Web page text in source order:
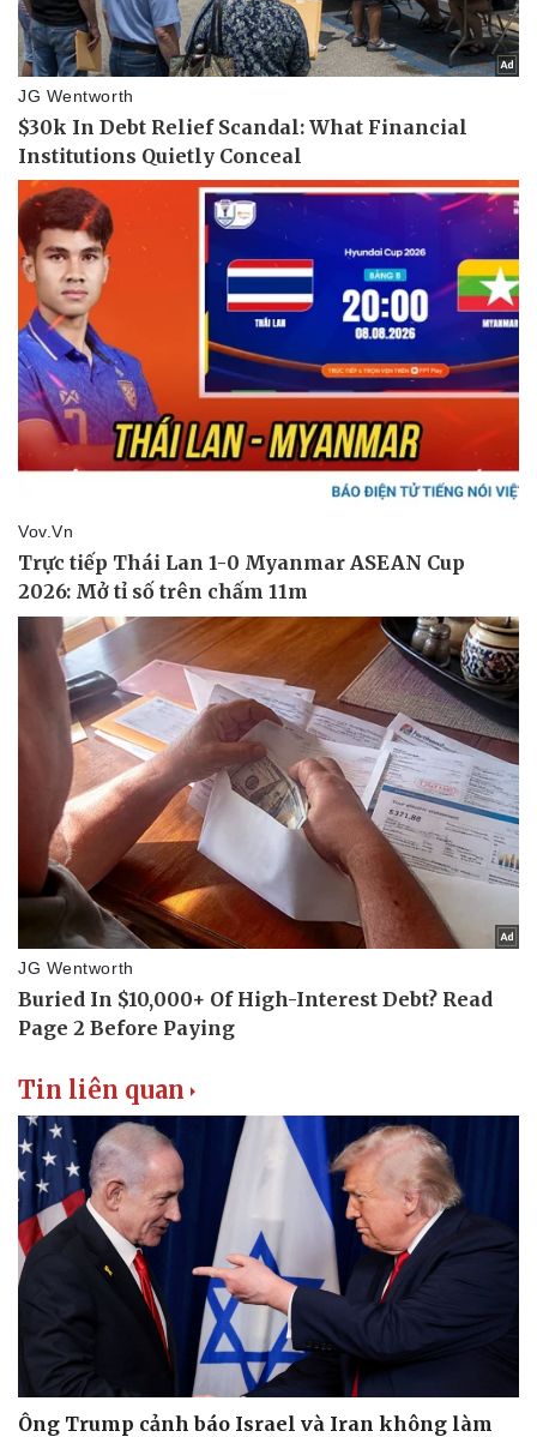
Thể thao
Bóng đá
Lịch thi đấu bóng đá
Thế giới thể thao
Ô tô - Xe máy
Xe máy
Tư vấn
Tin liên quan
Ông Trump cảnh báo Israel và Iran không làm